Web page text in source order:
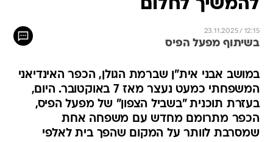
להמשיך לחלום
23.11.2025 / 12:15
בשיתוף מפעל הפיס
במושב אבני אית"ן שברמת הגולן, הכפר האינדיאני
המשפחתי כמעט נעצר מאז 7 באוקטובר. היום,
בעזרת תוכנית "בשביל הצפון" של מפעל הפיס,
הכפר מתרומם מחדש עם משפחה אחת
שמסרבת לוותר על המקום שהפך בית לאלפי